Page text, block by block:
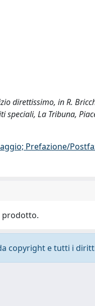
direttissimo, in R.
speciali, La Tribuna,
Prefazione/
prodotto.
copyright e tutti i